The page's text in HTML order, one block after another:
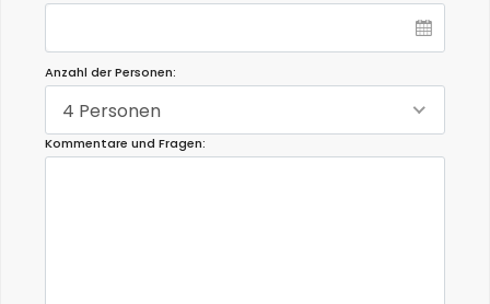
Anzahl der Personen:
4 Personen
Kommentare und Fragen: